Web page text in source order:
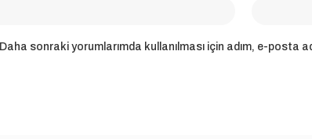
Daha sonraki yorumlarımda kullanılması için adım, e-posta